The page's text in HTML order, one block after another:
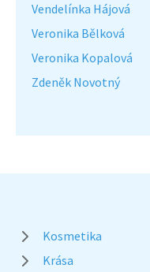
Vendelínka Hájová
Veronika Bělková
Veronika Kopalová
Zdeněk Novotný
Kosmetika
Krása